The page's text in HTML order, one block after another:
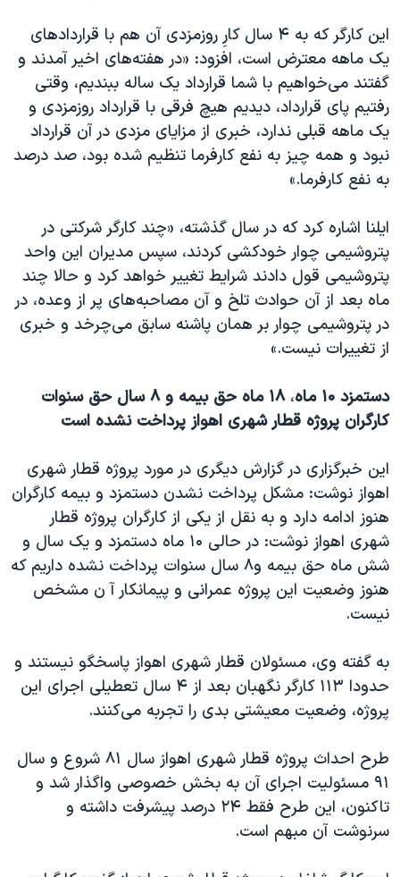
این کارگر که به ۴ سال کارِ روزمزدی آن هم با قراردادهای
یک ماهه معترض است، افزود: «در هفته‌های اخیر آمدند و
گفتند می‌خواهیم با شما قرارداد یک ساله ببندیم، وقتی
رفتیم پای قرارداد، دیدیم هیچ فرقی با قرارداد روزمزدی و
یک ماهه‌ قبلی ندارد، خبری از مزایای مزدی در آن قرارداد
نبود و همه چیز به نفع کارفرما تنظیم شده بود، صد درصد
به نفع کارفرما.»
ایلنا اشاره کرد که در سال گذشته، «چند کارگر شرکتی در
پتروشیمی چوار خودکشی کردند، سپس مدیران این واحد
پتروشیمی قول دادند شرایط تغییر خواهد کرد و حالا چند
ماه بعد از آن حوادث تلخ و آن مصاحبه‌های پر از وعده، در
در پتروشیمی چوار بر همان پاشنه سابق می‌چرخد و خبری
از تغییرات نیست.»
دستمزد ۱۰ ماه
،
۱۸ ماه حق بیمه و ۸ سال حق سنوات
کارگران پروژه قطار شهری اهواز پرداخت نشده است
این خبرگزاری در گزارش دیگری در مورد پروژه قطار شهری
اهواز نوشت: مشکل پرداخت نشدن دستمزد و بیمه کارگران
هنوز ادامه دارد و به نقل از یکی از کارگران پروژه قطار
شهری اهواز نوشت: در حالی ۱۰ ماه دستمزد و یک سال و
شش ماه حق بیمه و۸ سال سنوات پرداخت نشده داریم که
هنوز وضعیت این پروژه عمرانی و پیمانکار آ ن مشخص
نیست.
به گفته وی، مسئولان قطار شهری اهواز پاسخگو نیستند و
حدودا ۱۱۳ کارگر نگهبان بعد از ۴ سال تعطیلی اجرای این
پروژه، وضعیت معیشتی بدی را تجربه می‌کنند.
طرح احداث پروژه قطار شهری اهواز سال ۸۱ شروع و سال
۹۱ مسئولیت اجرای آن به بخش خصوصی واگذار شد و
تاکنون، این طرح فقط ۲۴ درصد پیشرفت داشته و
سرنوشت آن مبهم است.